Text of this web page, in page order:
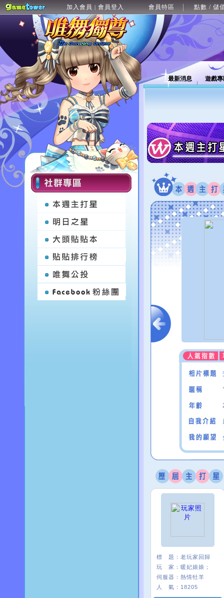
加入會員 | 會員登入 會員特區 點數 / 儲
最新消息 遊戲
標 題： 老玩家回歸
玩 家： 暖妃娘娘；
伺服器： 熱情牡羊
人 氣： 18205